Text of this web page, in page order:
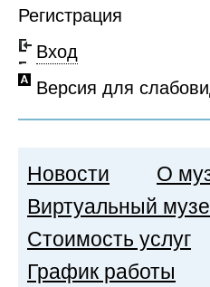
Регистрация
Вход
Версия для
Новости
О
Виртуальный
Стоимость услуг
График работы